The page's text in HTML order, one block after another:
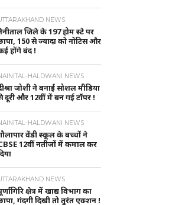
NEWS
जिले के 197 होम स्टे पर
150 से ज्यादा को नोटिस और
होंगे बंद !
HALDWANI NEWS
जोशी ने बनाई सोशल मीडिया
दूरी और 12वीं में बन गई टॉपर !
HALDWANI NEWS
वेंडी स्कूल के बच्चों ने
12वीं नतीजों में कमाल कर
NEWS
क्षेत्र में खाद्य विभाग का
गंदगी दिखी तो तुरंत एक्शन !